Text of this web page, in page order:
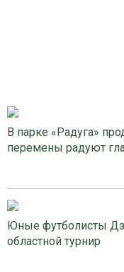
В парке «Радуга»
перемены радуют
Юные футболисты
областной турнир